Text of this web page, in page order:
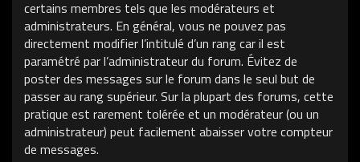
certains membres tels que les modérateurs et
administrateurs. En général, vous ne pouvez pas
directement modifier l’intitulé d’un rang car il est
paramétré par l’administrateur du forum. Évitez de
poster des messages sur le forum dans le seul but de
passer au rang supérieur. Sur la plupart des forums, cette
pratique est rarement tolérée et un modérateur (ou un
administrateur) peut facilement abaisser votre compteur
de messages.